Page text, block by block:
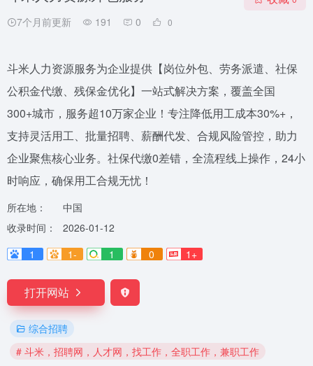
7个月前更新 191 0 0
斗米人力资源服务为企业提供【岗位外包、劳务派遣、社保
公积金代缴、残保金优化】一站式解决方案，覆盖全国
300+城市，服务超10万家企业！专注降低用工成本30%+，
支持灵活用工、批量招聘、薪酬代发、合规风险管控，助力
企业聚焦核心业务。社保代缴0差错，全流程线上操作，24小
时响应，确保用工合规无忧！
所在地：
中国
收录时间：
2026-01-12
1
1- 1 0 1+
打开网站
综合招聘
# 斗米，招聘网，人才网，找工作，全职工作，兼职工作